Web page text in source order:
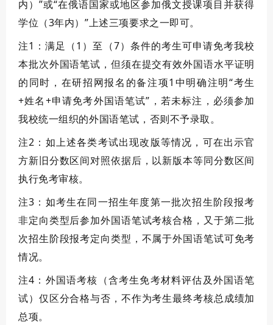
内）”或“在俄语国家或地区参加俄文授课项目并获得
学位（3年内）”上述三项要求之一即可。
注1：满足（1）至（7）条件的考生可申请免考我校
本批次外国语笔试， 但须在提交有效外国语水平证明
的同时，在研招网报名的备注项1中明确注明“考生
+姓名+申请免考外国语笔试”，若未标注， 必须参加
我校统一组织的外国语笔试，否则不予录取。
注2： 如上述各类考试出现改版等情况，可在出示官
方新旧分数区间对照依据后，以新版本等同分数区间
执行免考审核。
注3： 如考生在同一招生年度第一批次招生阶段报考
非定向类型后参加外国语笔试考核合格，又于第二批
次招生阶段报考定向类型，不属于外国语笔试可免考
情况。
注4：外国语考核（含考生免考材料评估及外国语笔
试） 仅区分合格与否 ，不作为考生最终考核总成绩加
总项。